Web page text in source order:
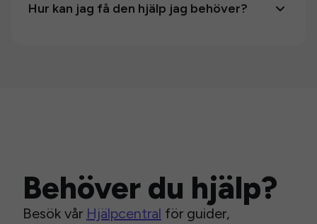
Hur kan jag få den hjälp jag behöver?
Behöver du hjälp?
Besök vår Hjälpcentral för guider,